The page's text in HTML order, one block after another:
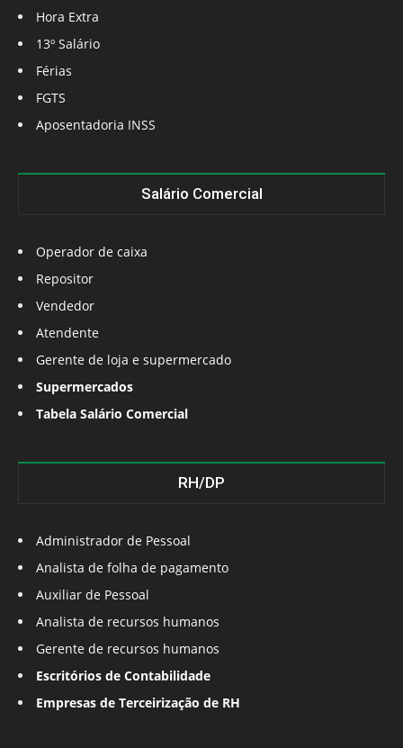
Hora Extra
13º Salário
Férias
FGTS
Aposentadoria INSS
Salário Comercial
Operador de caixa
Repositor
Vendedor
Atendente
Gerente de loja e supermercado
Supermercados
Tabela Salário Comercial
RH/DP
Administrador de Pessoal
Analista de folha de pagamento
Auxiliar de Pessoal
Analista de recursos humanos
Gerente de recursos humanos
Escritórios de Contabilidade
Empresas de Terceirização de RH